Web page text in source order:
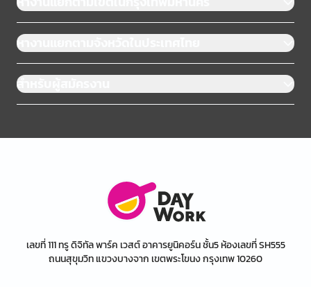
หางานแยกตามจังหวัดในประเทศไทย
สำหรับผู้สมัครงาน
เลขที่ 111 ทรู ดิจิทัล พาร์ค เวสต์ อาคารยูนิคอร์น ชั้น5 ห้องเลขที่ SH555
ถนนสุขุมวิท แขวงบางจาก เขตพระโขนง กรุงเทพ 10260